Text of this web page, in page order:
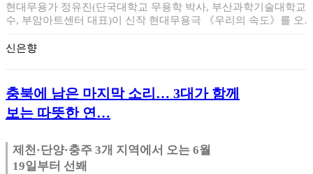
현대무용가 정유진(단국대학교 무용학 박사, 부산과학기술대학교
수, 부암아트센터 대표)이 신작 현대무용극 《우리의 속도》를 오
신은향
충북에 남은 마지막 소리… 3대가 함께
보는 따뜻한 연…
제천·단양·충주 3개 지역에서 오는 6월
19일부터 선봬